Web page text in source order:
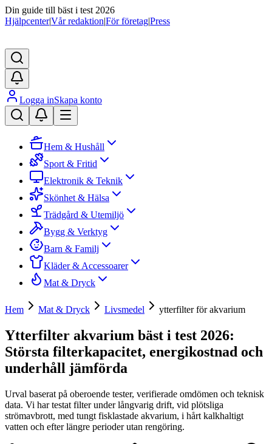
Din guide till bäst i test 2026
Hjälpcenter|Vår redaktion|För företag|Press
Logga inSkapa konto
Hem & Hushåll
Sport & Fritid
Elektronik & Teknik
Skönhet & Hälsa
Trädgård & Utemiljö
Bygg & Verktyg
Barn & Familj
Kläder & Accessoarer
Mat & Dryck
Hem Mat & Dryck Livsmedel ytterfilter för akvarium
Ytterfilter akvarium bäst i test 2026:
Största filterkapacitet, energikostnad och
underhåll jämförda
Urval baserat på oberoende tester, verifierade omdömen och teknisk
data. Vi har testat filter under långvarig drift, vid plötsliga
strömavbrott, med tungt fisklastade akvarium, i hårt kalkhaltigt
vatten och efter längre perioder utan rengöring.